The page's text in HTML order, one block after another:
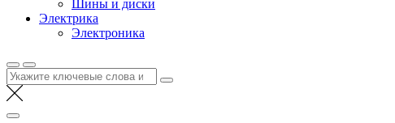
Шины и диски
Электрика
Электроника
Найти: